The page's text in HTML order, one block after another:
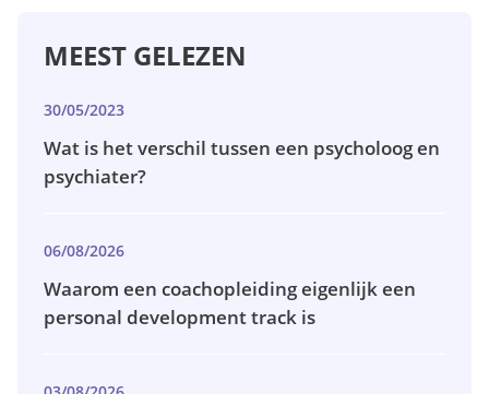
MEEST GELEZEN
30/05/2023
Wat is het verschil tussen een psycholoog en
psychiater?
06/08/2026
Waarom een coachopleiding eigenlijk een
personal development track is